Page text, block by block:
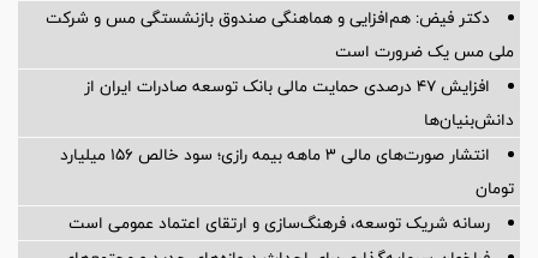
دکتر فیض: هم‌افزایی و هماهنگی صندوق بازنشستگی مس و شرکت
ملی مس یک ضرورت است
افزایش ۴۷ درصدی حمایت مالی بانک توسعه صادرات ایران از
دانش‌بنیان‌ها
انتشار صورت‌های مالی ۳ ماهه بیمه رازی؛ سود خالص ۱۵۶ میلیارد
تومان
رسانه شریک توسعه، فرهنگ‌سازی و ارتقای اعتماد عمومی است